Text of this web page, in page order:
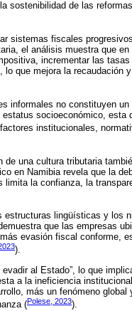
sostenibilidad de las
sistemas fiscales
el análisis muestra que
incrementar las tasas
que mejora la recaudación
informales no constituyen un
socioeconómico, esta
institucionales,
una cultura tributaria
en Namibia revela que la
limita la confianza, la
estructuras lingüísticas y los
que las empresas
evasión fiscal conforme,
).
al Estado”, lo que
a la ineficiencia
más un fenómeno global
(Polese, 2023).